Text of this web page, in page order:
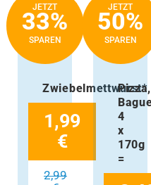
JETZT
33%
SPAREN
Zwiebelmettwurst*,
1,99
€
2,99
JETZT
50%
SPAREN
Pizza
4
x
170g
=